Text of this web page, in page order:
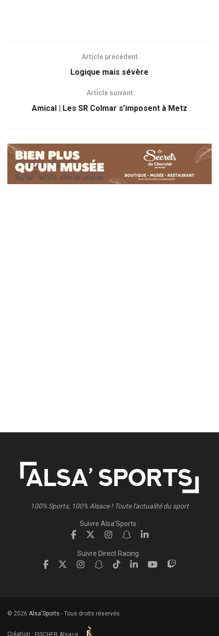
Article précédent
Logique mais sévère
Article suivant
Amical | Les SR Colmar s’imposent à Metz
100% Sports, 100% Alsace ! Toute l'actualité du sport
Suivre Alsa'Sports :
Suivre Direct Racing :
© 2026 Alsa'Sports - Tous droits réservés
Création : FISCHER.Alsace